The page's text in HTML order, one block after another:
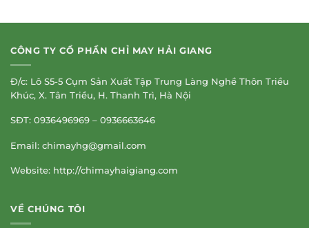
CÔNG TY CỔ PHẦN CHỈ MAY HẢI GIANG
Đ/c: Lô S5-5 Cụm Sản Xuất Tập Trung Làng Nghề Thôn Triều
Khúc, X. Tân Triều, H. Thanh Trì, Hà Nội
SĐT: 0936496969 – 0936663646
Email: chimayhg@gmail.com
Website: http://chimayhaigiang.com
VỀ CHÚNG TÔI